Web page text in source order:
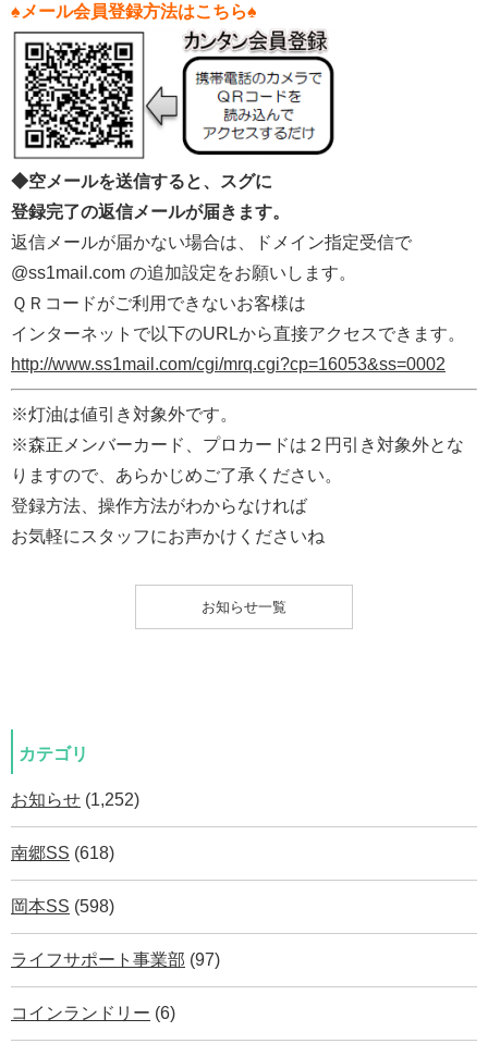
♠ メール会員登録方法はこちら♠
◆空メールを送信すると、スグに
登録完了の返信メールが届きます。
返信メールが届かない場合は、ドメイン指定受信で
@ss1mail.com の追加設定をお願いします。
ＱＲコードがご利用できないお客様は
インターネットで以下のURLから直接アクセスできます。
http://www.ss1mail.com/cgi/mrq.cgi?cp=16053&ss=0002
※灯油は値引き対象外です。
※森正メンバーカード、プロカードは２円引き対象外とな
りますので、あらかじめご了承ください。
登録方法、操作方法がわからなければ
お気軽にスタッフにお声かけくださいね
お知らせ一覧
カテゴリ
お知らせ (1,252)
南郷SS (618)
岡本SS (598)
ライフサポート事業部 (97)
コインランドリー (6)